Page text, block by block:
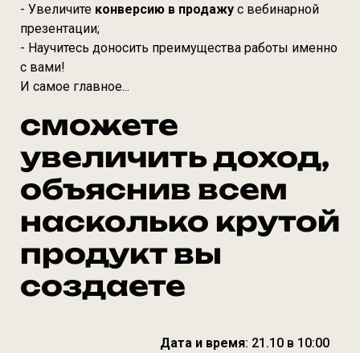
- Увеличите конверсию в продажу с вебинарной
презентации;
- Научитесь доносить преимущества работы именно
с вами!
И самое главное...
сможете
увеличить доход,
объяснив всем
насколько крутой
продукт вы
создаете
Дата и время: 21.10 в 10:00